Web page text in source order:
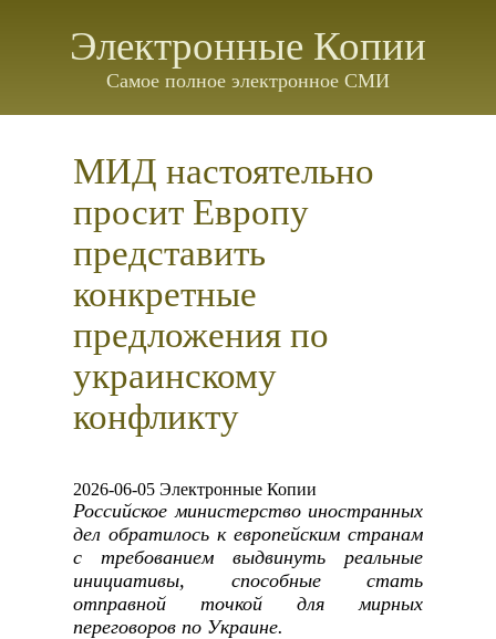
Электронные Копии
Самое полное электронное СМИ
МИД настоятельно
просит Европу
представить
конкретные
предложения по
украинскому
конфликту
2026-06-05 Электронные Копии
Российское министерство иностранных
дел обратилось к европейским странам
с требованием выдвинуть реальные
инициативы, способные стать
отправной точкой для мирных
переговоров по Украине.